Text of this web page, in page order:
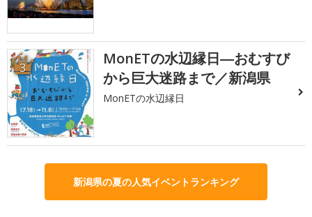
3
MonETの水辺縁日―おむすび
から巨大迷路まで／新潟県
MonETの水辺縁日
新潟県の夏の人気イベントランキング